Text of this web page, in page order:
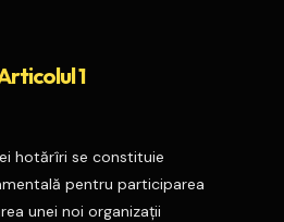
1
hotărîri se constituie
pentru participarea
unei noi organizaţii